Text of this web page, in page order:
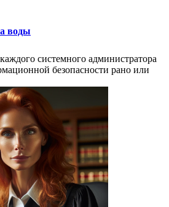
воды
системного администратора
безопасности рано или